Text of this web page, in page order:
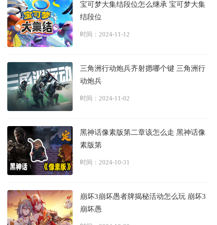
宝可梦大集结段位怎么继承 宝可梦大集
结段位
时间：2024-11-12
三角洲行动炮兵齐射摁哪个键 三角洲行
动炮兵
时间：2024-11-02
黑神话像素版第二章该怎么走 黑神话像
素版第
时间：2024-10-31
崩坏3崩坏愚者牌揭秘活动怎么玩 崩坏3
崩坏愚